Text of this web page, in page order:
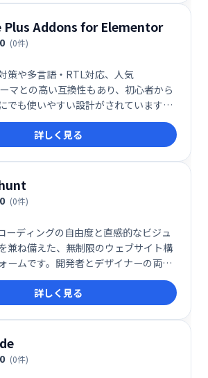
Plus Addons for Elementor
(0件)
策や多言語・RTL対応、人気
マとの高い互換性もあり、初心者から
でも使いやすい設計がされています。
能性を最大限に引き出しつつ、快適な
高品質なWebサイト構築を支援する、
張アドオンです。
詳しく見る
(0件)
ディングの自由度と直感的なビジュ
兼ね備えた、無制限のウェブサイト構
ームです。開発者とデザイナーの両方
ド不要のドラッグ＆ドロップ操作と、
の統合を柔軟に組み合わせることがで
適化、CMS、REST API、プラグイン、
ション、カスタムファイル管理など、
備えており、個人ユーザーからエンタ
対応可能な多機能なサイト構築環境を
詳しく見る
(0件)